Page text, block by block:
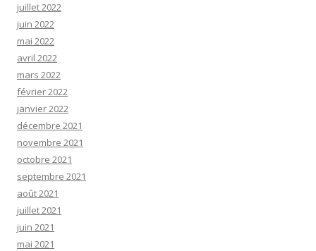
juillet 2022
juin 2022
mai 2022
avril 2022
mars 2022
février 2022
janvier 2022
décembre 2021
novembre 2021
octobre 2021
septembre 2021
août 2021
juillet 2021
juin 2021
mai 2021